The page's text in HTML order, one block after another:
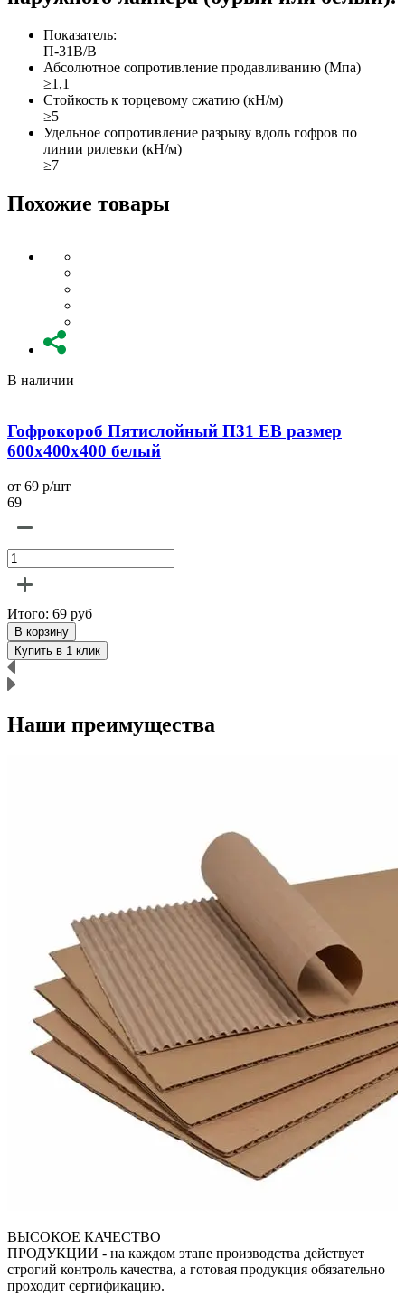
Показатель:
П-31В/B
Абсолютное сопротивление продавливанию (Мпа)
≥1,1
Стойкость к торцевому сжатию (кН/м)
≥5
Удельное сопротивление разрыву вдоль гофров по
линии рилевки (кН/м)
≥7
Похожие товары
В наличии
Гофрокороб Пятислойный П31 EB размер
600x400x400 белый
от 69 р/шт
69
Итого: 69 руб
В корзину
Купить в 1 клик
Наши преимущества
ВЫСОКОЕ КАЧЕСТВО
ПРОДУКЦИИ - на каждом этапе производства действует
строгий контроль качества, а готовая продукция обязательно
проходит сертификацию.